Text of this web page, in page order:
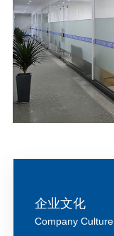
企业文化
Company Culture